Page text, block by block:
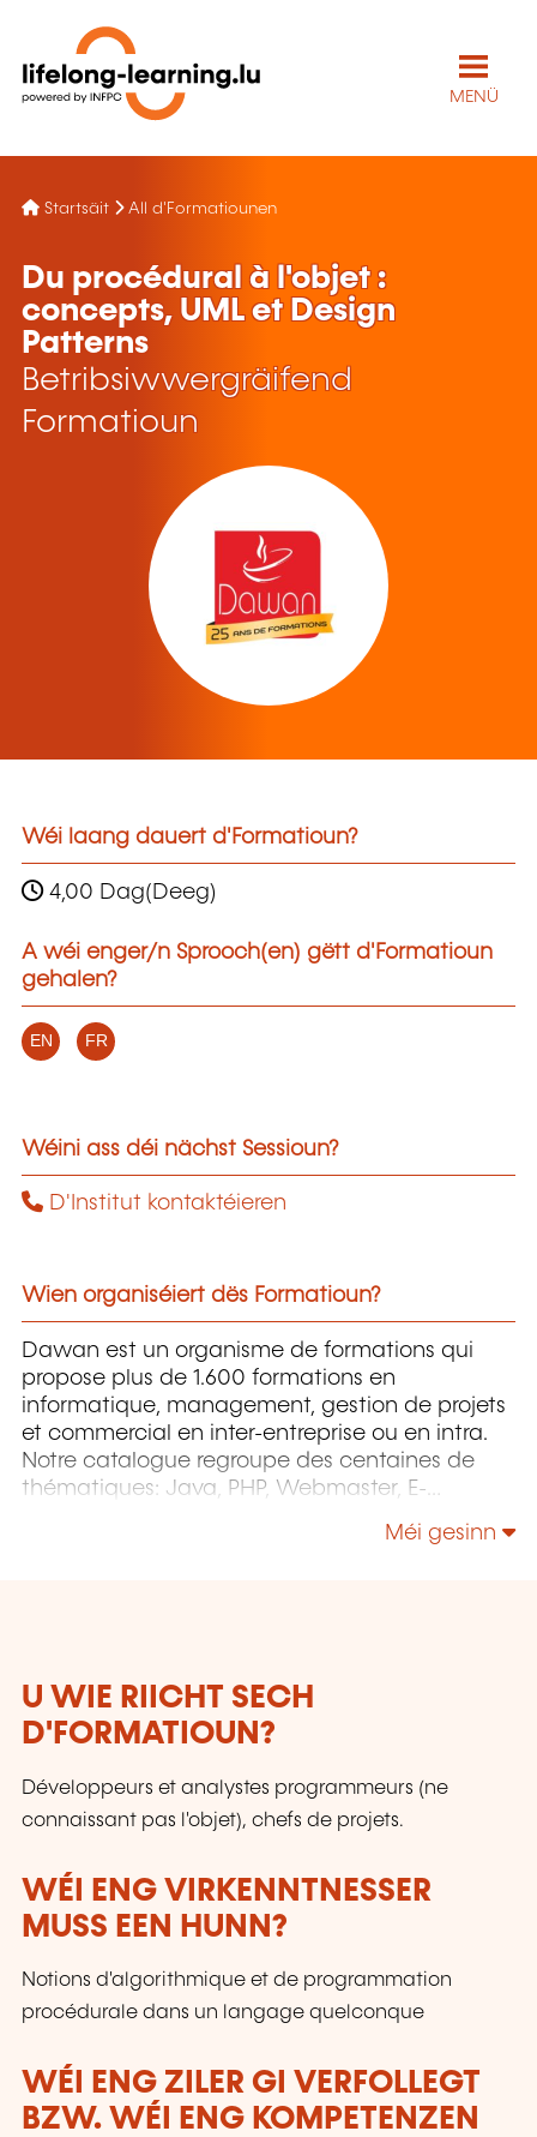
MENÜ
Startsäit All d'Formatiounen
Du procédural à l'objet :
concepts, UML et Design
Patterns
Betribsiwwergräifend
Formatioun
Wéi laang dauert d'Formatioun?
4,00 Dag(Deeg)
A wéi enger/n Sprooch(en) gëtt d'Formatioun
gehalen?
EN FR
Wéini ass déi nächst Sessioun?
D'Institut kontaktéieren
Wien organiséiert dës Formatioun?
Dawan est un organisme de formations qui
propose plus de 1.600 formations en
informatique, management, gestion de projets
et commercial en inter-entreprise ou en intra.
Notre catalogue regroupe des centaines de
thématiques: Java, PHP, Webmaster, E-
Méi gesinn
U WIE RIICHT SECH
D'FORMATIOUN?
Développeurs et analystes programmeurs (ne
connaissant pas l'objet), chefs de projets.
WÉI ENG VIRKENNTNESSER
MUSS EEN HUNN?
Notions d'algorithmique et de programmation
procédurale dans un langage quelconque
WÉI ENG ZILER GI VERFOLLEGT
BZW. WÉI ENG KOMPETENZEN